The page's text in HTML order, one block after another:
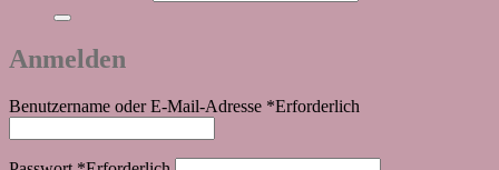
Anmelden
Benutzername oder E-Mail-Adresse *Erforderlich